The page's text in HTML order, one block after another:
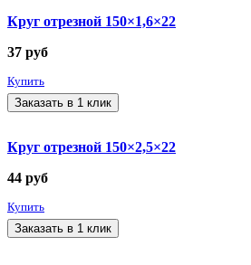
Круг отрезной 150×1,6×22
37 руб
Купить
Заказать в 1 клик
Круг отрезной 150×2,5×22
44 руб
Купить
Заказать в 1 клик